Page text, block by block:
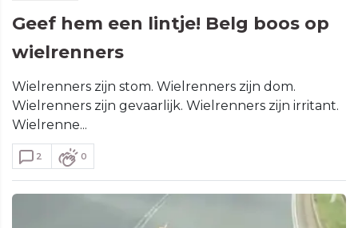
Geef hem een lintje! Belg boos op
wielrenners
Wielrenners zijn stom. Wielrenners zijn dom.
Wielrenners zijn gevaarlijk. Wielrenners zijn irritant.
Wielrenne...
2 0